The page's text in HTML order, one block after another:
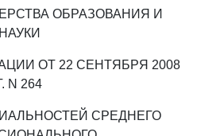
ОБРАЗОВАНИЯ И
НАУКИ
ОТ 22 СЕНТЯБРЯ 2008
N 264
СРЕДНЕГО